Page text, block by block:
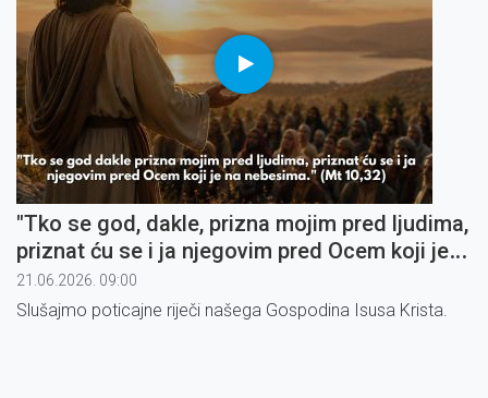
"Tko se god, dakle, prizna mojim pred ljudima,
priznat ću se i ja njegovim pred Ocem koji je
na nebesima" (1)
21.06.2026. 09:00
Slušajmo poticajne riječi našega Gospodina Isusa Krista.